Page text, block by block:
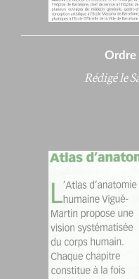
Ordre
Rédigé le